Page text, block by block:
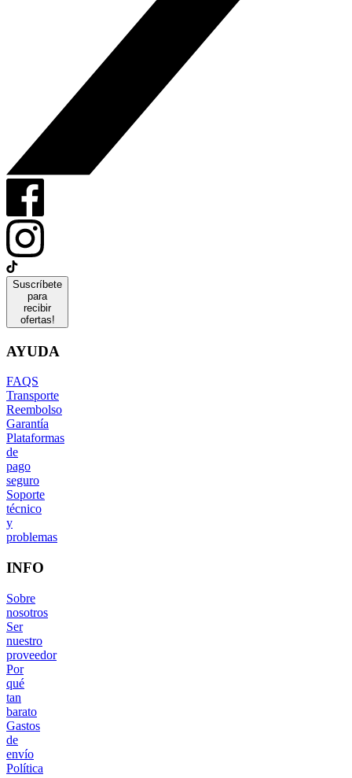
Suscríbete
para
recibir
ofertas!
AYUDA
FAQS
Transporte
Reembolso
Garantía
Plataformas
de
pago
seguro
Soporte
técnico
y
problemas
INFO
Sobre
nosotros
Ser
nuestro
proveedor
Por
qué
tan
barato
Gastos
de
envío
Política